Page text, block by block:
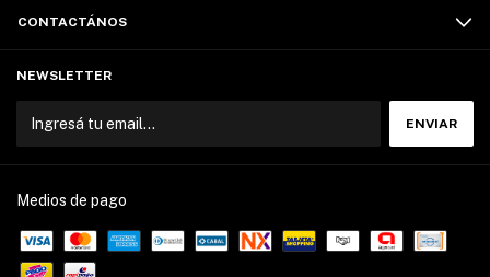
CONTACTÁNOS
NEWSLETTER
Medios de pago